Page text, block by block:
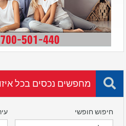
מחפשים נכסים בכל
חיפוש חופשי